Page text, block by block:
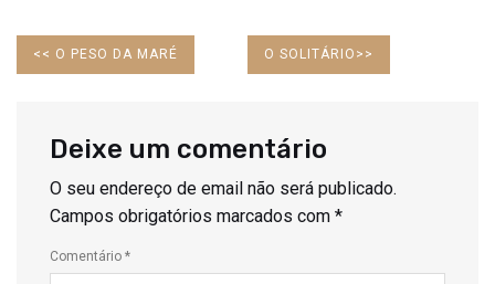
<< PREVIOUS
POST:
O PESO DA MARÉ
NEXT
POST:
O SOLITÁRIO >>
Deixe um comentário
O seu endereço de email não será publicado.
Campos obrigatórios marcados com *
Comentário *